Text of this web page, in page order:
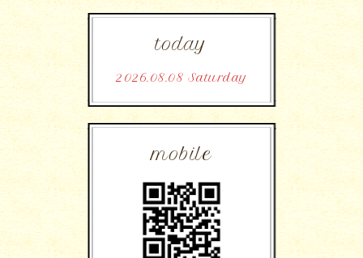
today
2026.08.08 Saturday
mobile